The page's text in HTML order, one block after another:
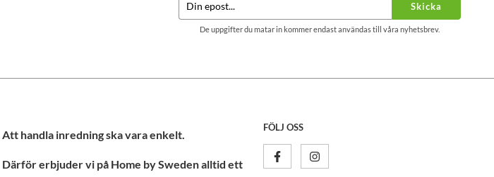
Skicka
De uppgifter du matar in kommer endast användas till våra nyhetsbrev.
Att handla inredning ska vara enkelt.
Därför erbjuder vi på Home by Sweden alltid ett
FÖLJ OSS